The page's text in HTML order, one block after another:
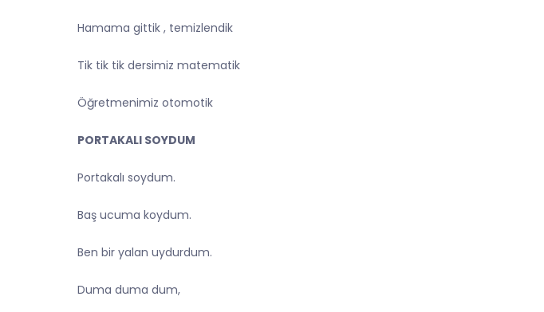
Hamama gittik , temizlendik
Tik tik tik dersimiz matematik
Öğretmenimiz otomotik
PORTAKALI SOYDUM
Portakalı soydum.
Baş ucuma koydum.
Ben bir yalan uydurdum.
Duma duma dum,